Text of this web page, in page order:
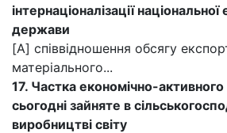
інтернаціоналізації
держави
[A] співвідношення обсягу
матеріального...
17. Частка економічно-
сьогодні зайняте в
виробництві світу